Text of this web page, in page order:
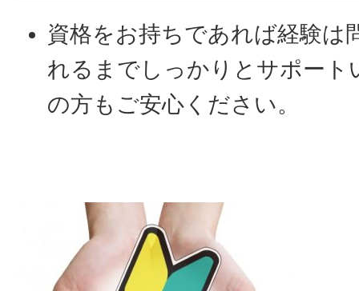
資格をお持ちであれば経験は
れるまでしっかりとサポート
の方もご安心ください。